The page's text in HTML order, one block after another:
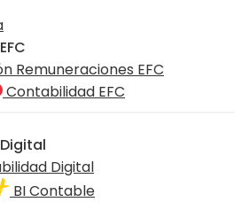
Remuneraciones EFC
Contabilidad EFC
Digital
BI Contable